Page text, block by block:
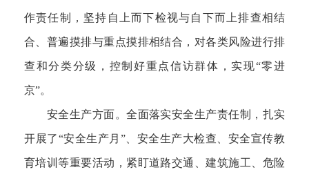
作责任制，坚持自上而下检视与自下而上排查相结
合、普遍摸排与重点摸排相结合，对各类风险进行排
查和分类分级，控制好重点信访群体，实现“零进
京”。
安全生产方面。全面落实安全生产责任制，扎实
开展了“安全生产月”、安全生产大检查、安全宣传教
育培训等重要活动，紧盯道路交通、建筑施工、危险